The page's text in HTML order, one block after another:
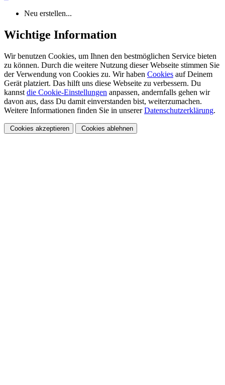
Neu erstellen...
Wichtige Information
Wir benutzen Cookies, um Ihnen den bestmöglichen Service bieten
zu können. Durch die weitere Nutzung dieser Webseite stimmen Sie
der Verwendung von Cookies zu. Wir haben Cookies auf Deinem
Gerät platziert. Das hilft uns diese Webseite zu verbessern. Du
kannst die Cookie-Einstellungen anpassen, andernfalls gehen wir
davon aus, dass Du damit einverstanden bist, weiterzumachen.
Weitere Informationen finden Sie in unsererDatenschutzerklärung.
Cookies akzeptieren Cookies ablehnen